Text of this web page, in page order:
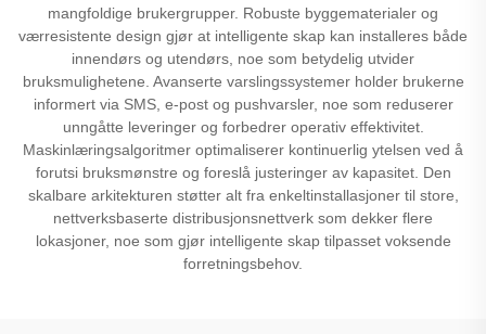
mangfoldige brukergrupper. Robuste byggematerialer og
værresistente design gjør at intelligente skap kan installeres både
innendørs og utendørs, noe som betydelig utvider
bruksmulighetene. Avanserte varslingssystemer holder brukerne
informert via SMS, e-post og pushvarsler, noe som reduserer
unngåtte leveringer og forbedrer operativ effektivitet.
Maskinlæringsalgoritmer optimaliserer kontinuerlig ytelsen ved å
forutsi bruksmønstre og foreslå justeringer av kapasitet. Den
skalbare arkitekturen støtter alt fra enkeltinstallasjoner til store,
nettverksbaserte distribusjonsnettverk som dekker flere
lokasjoner, noe som gjør intelligente skap tilpasset voksende
forretningsbehov.